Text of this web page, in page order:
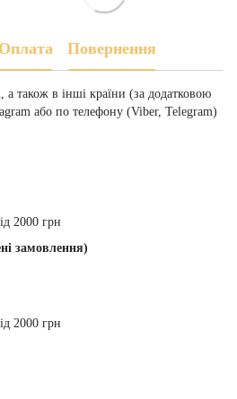
Оплата Повернення
а також в інші країни (за додатковою
або по телефону (Viber, Telegram)
2000 грн
замовлення)
2000 грн